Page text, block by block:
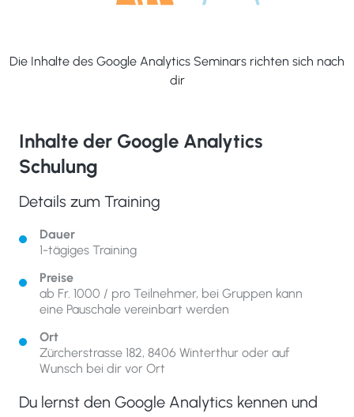
Inhalte der Google Analytics
Schulung
Details zum Training
Dauer
1-tägiges Training
Preise
ab Fr. 1000 / pro Teilnehmer, bei Gruppen kann
eine Pauschale vereinbart werden
Ort
Zürcherstrasse 182, 8406 Winterthur oder auf
Wunsch bei dir vor Ort
Du lernst den Google Analytics kennen und
Die Inhalte des Google Analytics Seminars richten sich nach
dir